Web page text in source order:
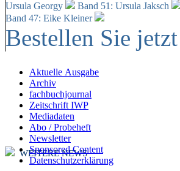
Ursula Georgy
Band 51: Ursula Jaksch
Band 47: Eike Kleiner
Bestellen Sie
Aktuelle Ausgabe
Archiv
fachbuchjournal
Zeitschrift IWP
Mediadaten
Abo / Probeheft
Newsletter
Sponsored Content
Datenschutzerklärung
WEITERE NEWS